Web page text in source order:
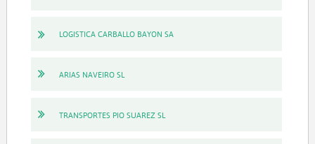
LOGISTICA CARBALLO BAYON SA
ARIAS NAVEIRO SL
TRANSPORTES PIO SUAREZ SL